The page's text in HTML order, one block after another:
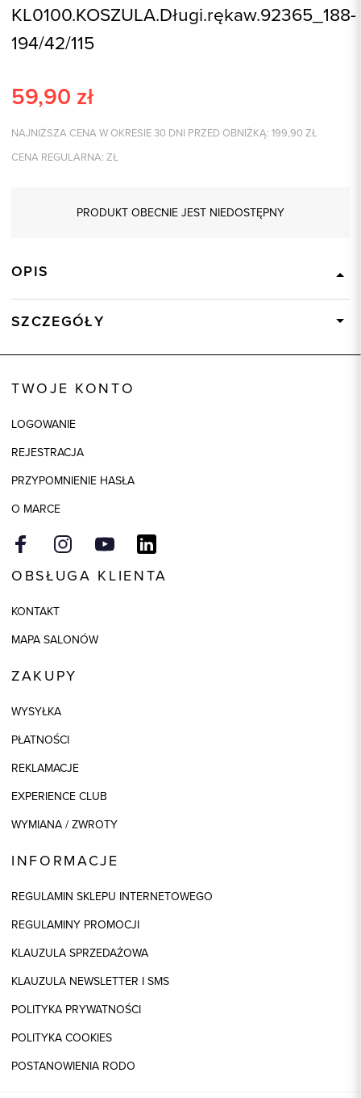
KL0100.KOSZULA.Długi.rękaw.92365_188-
194/42/115
59,90 zł
NAJNIŻSZA CENA W OKRESIE 30 DNI PRZED OBNIŻKĄ: 199,90 ZŁ
CENA REGULARNA: ZŁ
PRODUKT OBECNIE JEST NIEDOSTĘPNY
OPIS
SZCZEGÓŁY
TWOJE KONTO
LOGOWANIE
REJESTRACJA
PRZYPOMNIENIE HASŁA
O MARCE
OBSŁUGA KLIENTA
KONTAKT
MAPA SALONÓW
ZAKUPY
WYSYŁKA
PŁATNOŚCI
REKLAMACJE
EXPERIENCE CLUB
WYMIANA / ZWROTY
INFORMACJE
REGULAMIN SKLEPU INTERNETOWEGO
REGULAMINY PROMOCJI
KLAUZULA SPRZEDAŻOWA
KLAUZULA NEWSLETTER I SMS
POLITYKA PRYWATNOŚCI
POLITYKA COOKIES
POSTANOWIENIA RODO